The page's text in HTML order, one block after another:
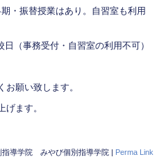
・振替授業はあり。自習室も利用
（事務受付・自習室の利用不可）
願い致します。
ます。
指導学院 みやび個別指導学院 | Perma Link